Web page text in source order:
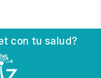
con tu salud?